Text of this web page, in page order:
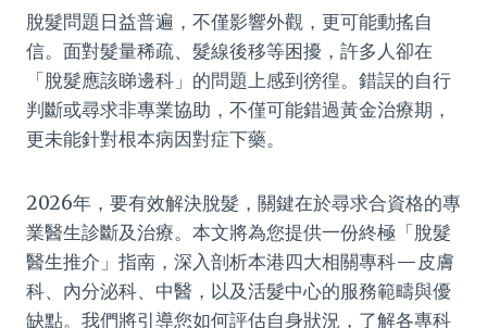
脫髮問題日益普遍，不僅影響外觀，更可能動搖自
信。面對髮量稀疏、髮線後移等困擾，許多人卻在
「脫髮應該睇邊科」的問題上感到徬徨。錯誤的自行
判斷或尋求非專業協助，不僅可能錯過黃金治療期，
更未能針對根本病因對症下藥。
2026年，要有效解決脫髮，關鍵在於尋求合資格的專
業醫生診斷及治療。本文將為您提供一份終極「脫髮
醫生推介」指南，深入剖析本港四大相關專科—皮膚
科、內分泌科、中醫，以及活髮中心的服務範疇與優
缺點。我們將引導您如何評估自身狀況，了解各專科